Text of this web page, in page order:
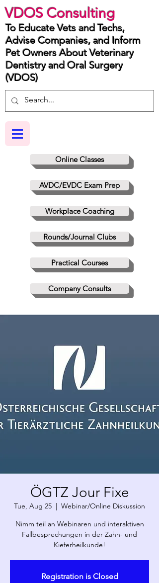
VDOS Consulting
Online Classes
AVDC/EVDC Exam Prep
Workplace Coaching
Rounds/Journal Clubs
Practical Courses
Company Consults
To Educate Vets and Techs,
Advise Companies, and Inform
Pet Owners About Veterinary
Dentistry and Oral Surgery
(VDOS)
ÖGTZ Jour Fixe
Tue, Aug 25
  |
Webinar/Online Diskussion
Nimm teil an Webinaren und interaktiven
Fallbesprechungen in der Zahn- und
Kieferheilkunde!
Registration is Closed